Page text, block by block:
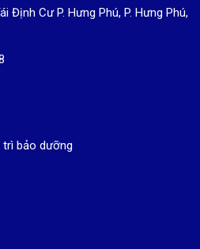
Định Cư P. Hưng Phú, P. Hưng Phú,
bảo dưỡng